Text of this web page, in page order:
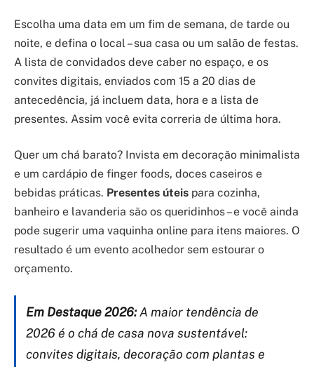
Escolha uma data em um fim de semana, de tarde ou
noite, e defina o local – sua casa ou um salão de festas.
A lista de convidados deve caber no espaço, e os
convites digitais, enviados com 15 a 20 dias de
antecedência, já incluem data, hora e a lista de
presentes. Assim você evita correria de última hora.
Quer um chá barato? Invista em decoração minimalista
e um cardápio de finger foods, doces caseiros e
bebidas práticas. Presentes úteis para cozinha,
banheiro e lavanderia são os queridinhos – e você ainda
pode sugerir uma vaquinha online para itens maiores. O
resultado é um evento acolhedor sem estourar o
orçamento.
Em Destaque 2026:A maior tendência de
2026 é o chá de casa nova sustentável:
convites digitais, decoração com plantas e